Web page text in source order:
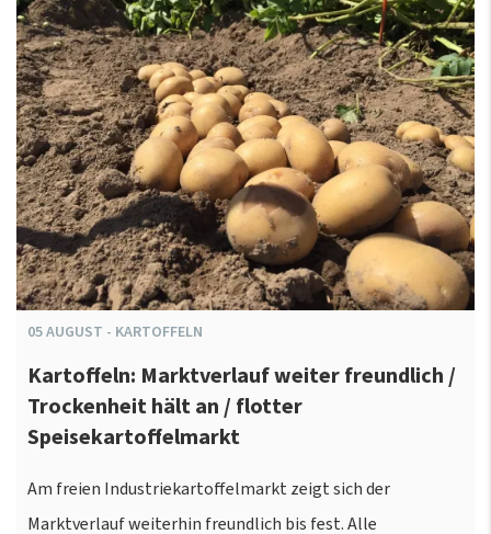
05AUGUST - KARTOFFELN
Kartoffeln: Marktverlauf weiter freundlich /
Trockenheit hält an / flotter
Speisekartoffelmarkt
Am freien Industriekartoffelmarkt zeigt sich der
Marktverlauf weiterhin freundlich bis fest. Alle